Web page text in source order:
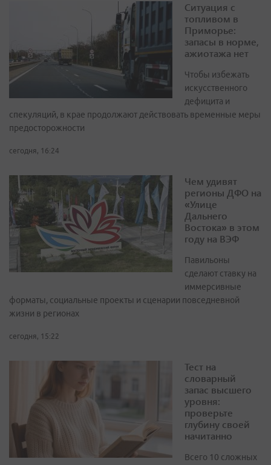
Ситуация с
топливом в
Приморье:
запасы в норме,
ажиотажа нет
Чтобы избежать
искусственного
дефицита и
спекуляций, в крае продолжают действовать временные меры
предосторожности
сегодня, 16:24
Чем удивят
регионы ДФО на
«Улице
Дальнего
Востока» в этом
году на ВЭФ
Павильоны
сделают ставку на
иммерсивные
форматы, социальные проекты и сценарии повседневной
жизни в регионах
сегодня, 15:22
Тест на
словарный
запас высшего
уровня:
проверьте
глубину своей
начитанно
Всего 10 сложных